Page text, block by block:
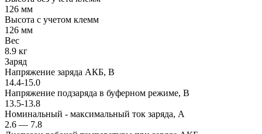
126 мм
Высота с учетом клемм
126 мм
Вес
8.9 кг
Заряд
Напряжение заряда АКБ, В
14.4-15.0
Напряжение подзаряда в буферном режиме, В
13.5-13.8
Номинальный - максимальный ток заряда, А
2.6 — 7.8